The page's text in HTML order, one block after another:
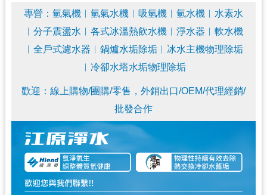
專營：氫氣機︱氫氣水機︱ 吸氫機︱氫水機︱水素水
︱ 分子震盪水︱各式冰溫熱飲水機︱ 淨水器 ︱軟水機
︱全戶式濾水器︱鍋爐水垢除垢︱ 冰水主機物理除垢
︱冷卻水塔水垢物理除垢
歡迎：線上購物/團購/零售，外銷出口/OEM/代理經銷/
批發合作